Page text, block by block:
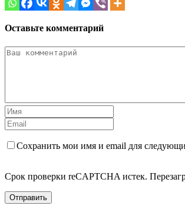
Оставьте комментарий
Сохранить мои имя и email для
Срок проверки reCAPTCHA истек.
Отправить